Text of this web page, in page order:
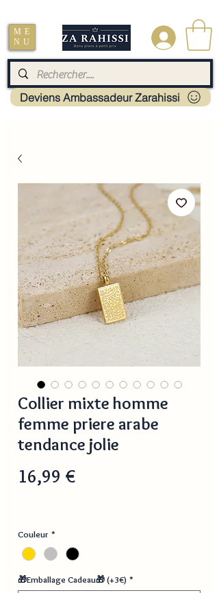
ME
NU
.
Deviens Ambassadeur Zarahissi
Collier mixte homme
femme priere arabe
tendance jolie
16,99 €Prix
Couleur *
🎁Emballage Cadeau🎁 (+3€) *